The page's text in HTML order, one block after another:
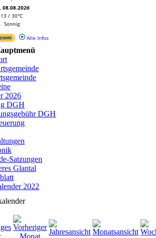
08.08.2026
13 / 30°C
Sonnig
Alle Infos
2026
DGH
DGH
Satzungen
Glantal
2022